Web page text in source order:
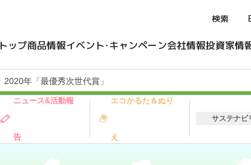
検索
トップ商品情報イベント・キャンペーン会社情報投資家情
2020年「最優秀次世代賞」
ニュース&活動報
告
エコかるた＆ぬり
え
サステナビ